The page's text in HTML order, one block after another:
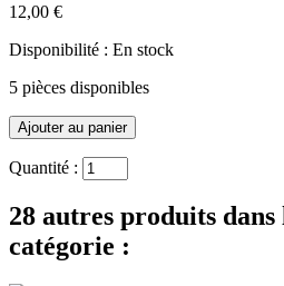
12,00 €
Disponibilité : En stock
5 pièces disponibles
Quantité :
28 autres produits dans
catégorie :